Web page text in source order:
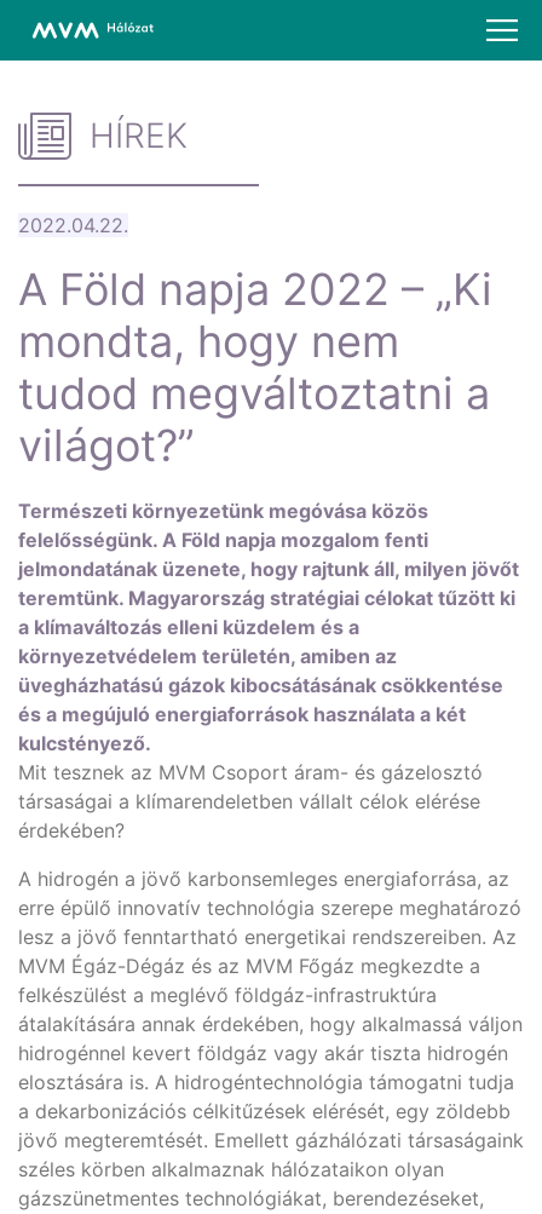
HÍREK
2022.04.22.
A Föld napja 2022 – „Ki
mondta, hogy nem
tudod megváltoztatni a
világot?”
Természeti környezetünk megóvása közös
felelősségünk. A Föld napja mozgalom fenti
jelmondatának üzenete, hogy rajtunk áll, milyen jövőt
teremtünk. Magyarország stratégiai célokat tűzött ki
a klímaváltozás elleni küzdelem és a
környezetvédelem területén, amiben az
üvegházhatású gázok kibocsátásának csökkentése
és a megújuló energiaforrások használata a két
kulcstényező.
Mit tesznek az MVM Csoport áram- és gázelosztó
társaságai a klímarendeletben vállalt célok elérése
érdekében?
A hidrogén a jövő karbonsemleges energiaforrása, az
erre épülő innovatív technológia szerepe meghatározó
lesz a jövő fenntartható energetikai rendszereiben. Az
MVM Égáz-Dégáz és az MVM Főgáz megkezdte a
felkészülést a meglévő földgáz-infrastruktúra
átalakítására annak érdekében, hogy alkalmassá váljon
hidrogénnel kevert földgáz vagy akár tiszta hidrogén
elosztására is. A hidrogéntechnológia támogatni tudja
a dekarbonizációs célkitűzések elérését, egy zöldebb
jövő megteremtését. Emellett gázhálózati társaságaink
széles körben alkalmaznak hálózataikon olyan
gázszünetmentes technológiákat, berendezéseket,